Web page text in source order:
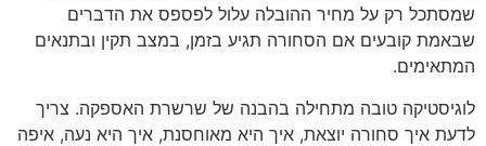
שמסתכל רק על מחיר ההובלה עלול לפספס את הדברים
שבאמת קובעים אם הסחורה תגיע בזמן, במצב תקין ובתנאים
המתאימים.
לוגיסטיקה טובה מתחילה בהבנה של שרשרת האספקה. צריך
לדעת איך סחורה יוצאת, איך היא מאוחסנת, איך היא נעה, איפה